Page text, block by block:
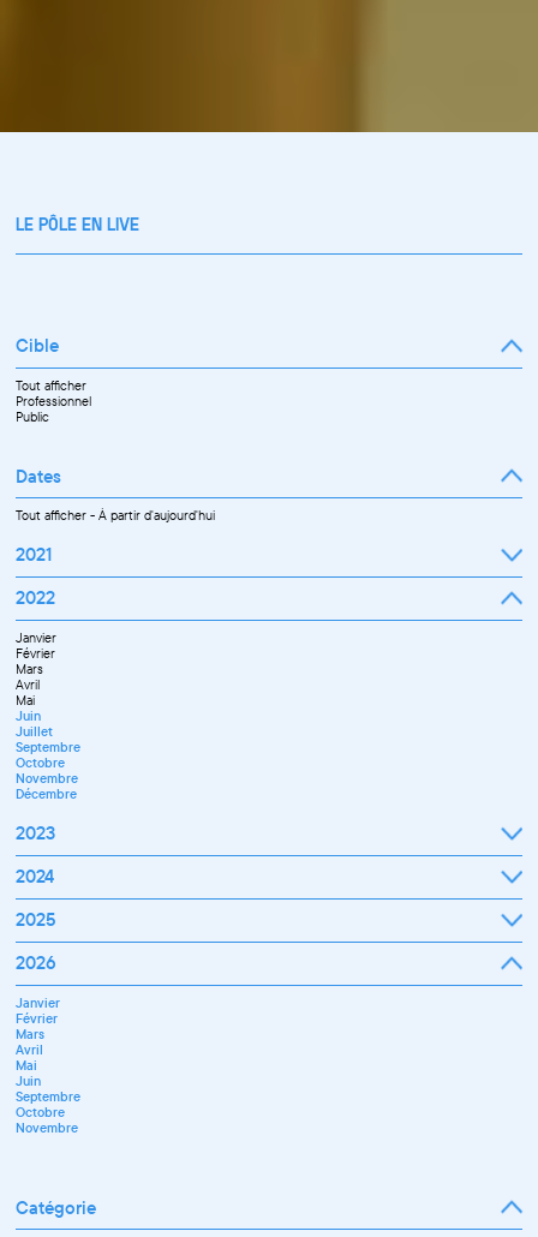
LE PÔLE EN LIVE
Cible
Tout afficher
Professionnel
Public
Dates
Tout afficher-À partir d'aujourd'hui
2021
Septembre
Novembre
Décembre
2022
Janvier
Février
Mars
Avril
Mai
Juin
Juillet
Septembre
Octobre
Novembre
Décembre
2023
Janvier
Mars
Avril
Septembre
Octobre
Novembre
Décembre
2024
Janvier
Mars
Avril
Juin
Juillet
Septembre
Novembre
Décembre
2025
Janvier
Mars
Avril
Mai
Juin
Juillet
Septembre
Octobre
Novembre
Décembre
2026
Janvier
Février
Mars
Avril
Mai
Juin
Septembre
Octobre
Novembre
Catégorie